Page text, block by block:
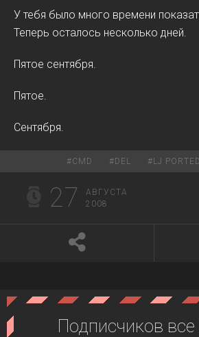
У тебя было много времени
Теперь осталось несколько дней.
Пятое сентября.
Пятое.
Сентября.
#CMD # DEL # LJ PORTED
27
АВГУСТА
2008
Подписчиков